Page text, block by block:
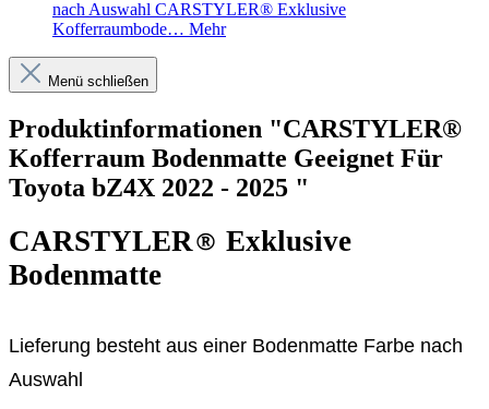
nach Auswahl CARSTYLER® Exklusive
Kofferraumbode… Mehr
Menü schließen
Produktinformationen "CARSTYLER®
Kofferraum Bodenmatte Geeignet Für
Toyota bZ4X 2022 - 2025 "
CARSTYLER® Exklusive
Bodenmatte
Lieferung besteht aus einer Bodenmatte Farbe nach
Auswahl